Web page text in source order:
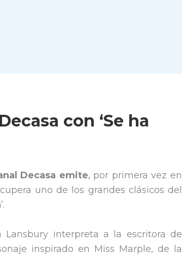
con ‘Se ha
Decasa emite, por primera vez en
uno de los grandes clásicos del
’.
interpreta a la escritora de
inspirado en Miss Marple, de la